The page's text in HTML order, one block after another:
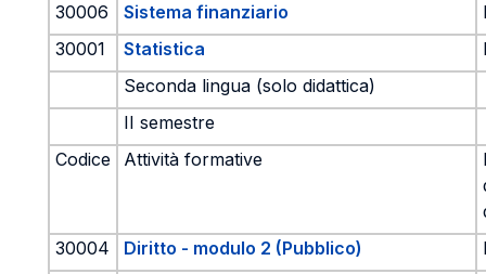
30006
Sistema finanziario
30001
Statistica
Seconda lingua (solo didattica)
II semestre
Codice
Attività formative
30004
Diritto - modulo 2 (Pubblico)